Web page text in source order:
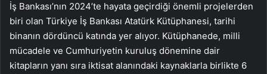
İş Bankası’nın 2024’te hayata geçirdiği önemli projelerden
biri olan Türkiye İş Bankası Atatürk Kütüphanesi, tarihi
binanın dördüncü katında yer alıyor. Kütüphanede, milli
mücadele ve Cumhuriyetin kuruluş dönemine dair
kitapların yanı sıra iktisat alanındaki kaynaklarla birlikte 6